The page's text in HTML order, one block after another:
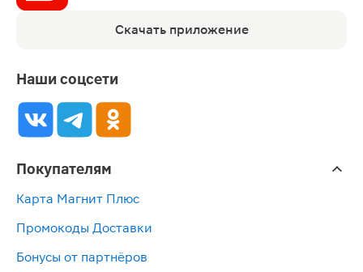
Скачать приложение
Наши соцсети
Покупателям
Карта Магнит Плюс
Промокоды Доставки
Бонусы от партнёров